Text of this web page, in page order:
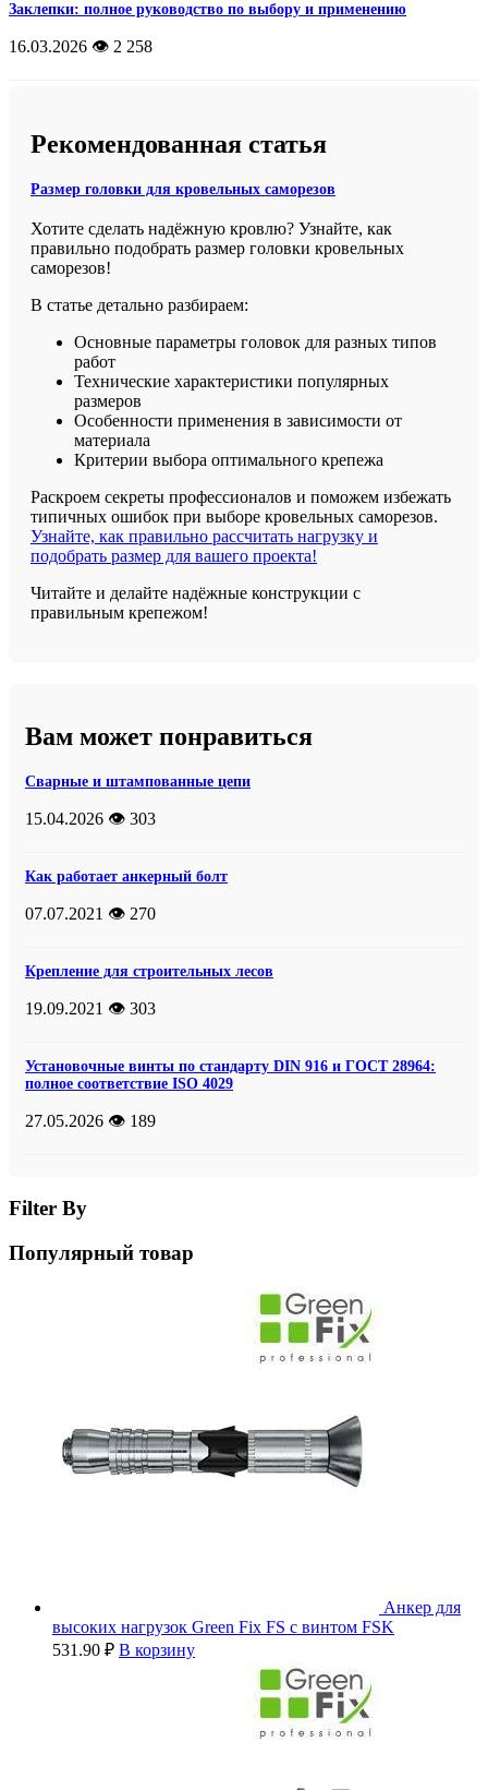
Заклепки: полное руководство по выбору и применению
16.03.2026 👁️ 2 258
Рекомендованная статья
Размер головки для кровельных саморезов
Хотите сделать надёжную кровлю? Узнайте, как
правильно подобрать размер головки кровельных
саморезов!
В статье детально разбираем:
Основные параметры головок для разных типов
работ
Технические характеристики популярных
размеров
Особенности применения в зависимости от
материала
Критерии выбора оптимального крепежа
Раскроем секреты профессионалов и поможем избежать
типичных ошибок при выборе кровельных саморезов.
Узнайте, как правильно рассчитать нагрузку и
подобрать размер для вашего проекта!
Читайте и делайте надёжные конструкции с
правильным крепежом!
Вам может понравиться
Сварные и штампованные цепи
15.04.2026 👁️ 303
Как работает анкерный болт
07.07.2021 👁️ 270
Крепление для строительных лесов
19.09.2021 👁️ 303
Установочные винты по стандарту DIN 916 и ГОСТ 28964:
полное соответствие ISO 4029
27.05.2026 👁️ 189
Filter By
Популярный товар
Анкер для
высоких нагрузок Green Fix FS с винтом FSK
531.90 ₽ В корзину